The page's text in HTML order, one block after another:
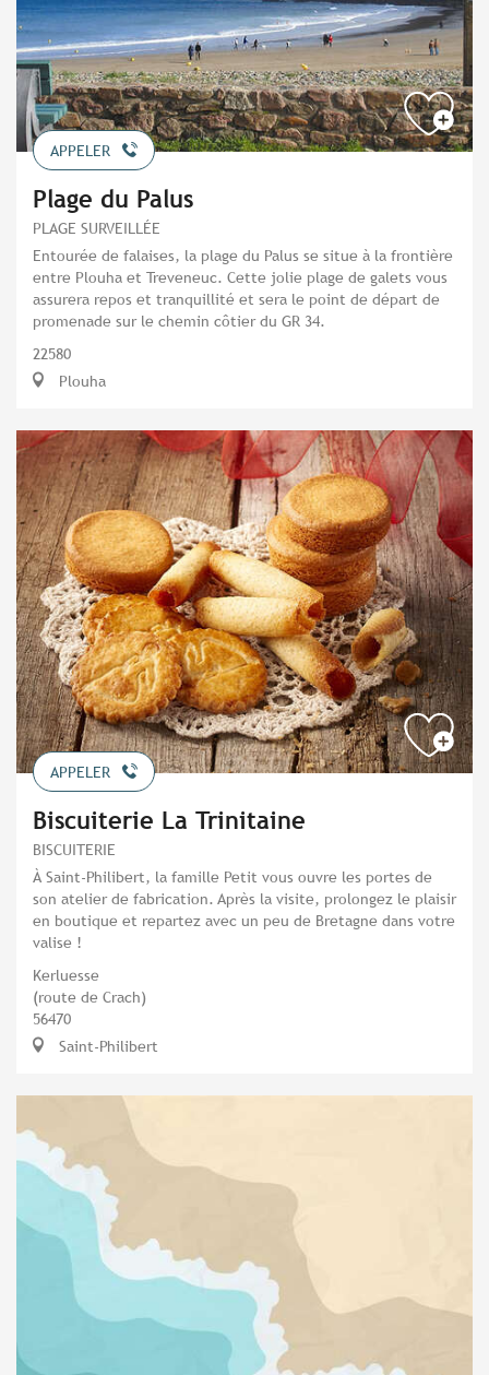
APPELER
Plage du Palus
PLAGE SURVEILLÉE
Entourée de falaises, la plage du Palus se situe à la frontière
entre Plouha et Treveneuc. Cette jolie plage de galets vous
assurera repos et tranquillité et sera le point de départ de
promenade sur le chemin côtier du GR 34.
22580
Plouha
APPELER
Biscuiterie La Trinitaine
BISCUITERIE
À Saint-Philibert, la famille Petit vous ouvre les portes de
son atelier de fabrication. Après la visite, prolongez le plaisir
en boutique et repartez avec un peu de Bretagne dans votre
valise !
Kerluesse
(route de Crach)
56470
Saint-Philibert